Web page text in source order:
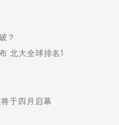
？
北大全球排名1
于四月启幕